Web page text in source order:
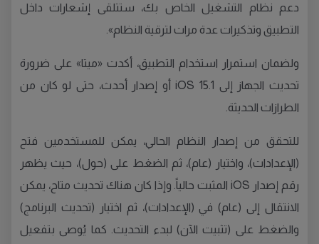
دعم نظام التشغيل الخاص بك، ستتلقى إشعارات داخل
التطبيق وتذكيرات عدة مرات لترقية النظام».
ولضمان استمرار استخدام التطبيق، أكدت «ميتا» على ضرورة
تحديث الجهاز إلى iOS 15.1 أو إصدار أحدث، حتى لو كان من
الطرازات الحديثة.
للتحقق من إصدار النظام الحالي، يمكن للمستخدمين فتح
(الإعدادات)، واختيار (عام)، ثم الضغط على (حول)، حيث يظهر
رقم إصدار iOS المثبت حالياً. وإذا كان هناك تحديث متاح، يمكن
الانتقال إلى (عام) في (الإعدادات)، ثم اختيار (تحديث البرنامج)
والضغط على (تثبيت الآن) لبدء التحديث. كما يُوصى بتفعيل